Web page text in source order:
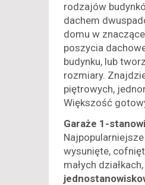
rodzajów
dachem
domu w
poszycia
budynku, lub
rozmiary.
piętrowych,
Większość
Garaże 1-
wysunięte,
małych